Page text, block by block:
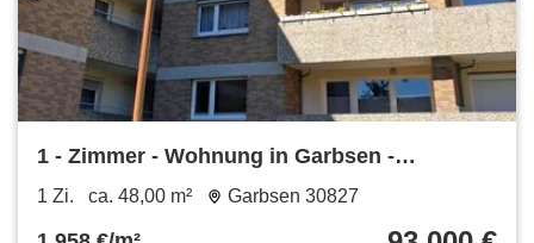
1 - Zimmer - Wohnung in Garbsen -
Berenbostel 48qm + Kellerraum
1 Zi. ca. 48,00 m² Garbsen 30827